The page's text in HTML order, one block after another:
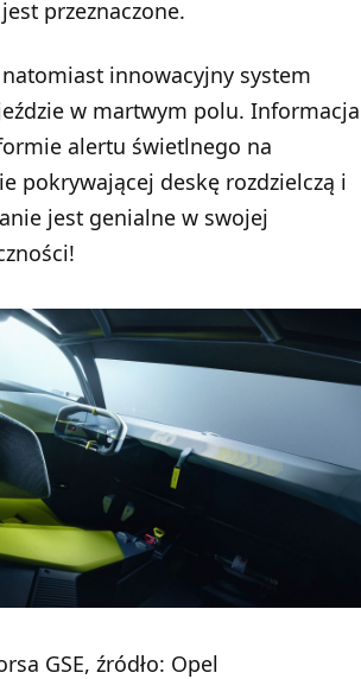
przeznaczone.
innowacyjny system
w martwym polu. Informacja
alertu świetlnego na
pokrywającej deskę rozdzielczą i
jest genialne w swojej
GSE, źródło: Opel